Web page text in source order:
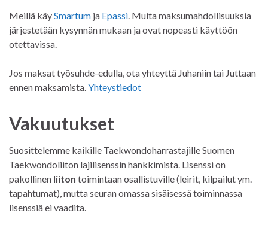
Meillä käySmartum ja Epassi . Muita maksumahdollisuuksia
järjestetään kysynnän mukaan ja ovat nopeasti käyttöön
otettavissa.
Jos maksat työsuhde-edulla, ota yhteyttä Juhaniin tai Juttaan
ennen maksamista. Yhteystiedot
Vakuutukset
Suosittelemme kaikille Taekwondoharrastajille Suomen
Taekwondoliiton lajilisenssin hankkimista. Lisenssi on
pakollinen liiton toimintaan osallistuville (leirit, kilpailut ym.
tapahtumat), mutta seuran omassa sisäisessä toiminnassa
lisenssiä ei vaadita.